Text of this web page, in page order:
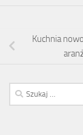
Kuchnia
Szukaj: